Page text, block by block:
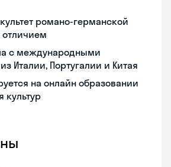
романо-германской
с международными
Италии, Португалии и Китая
на онлайн образовании
культур